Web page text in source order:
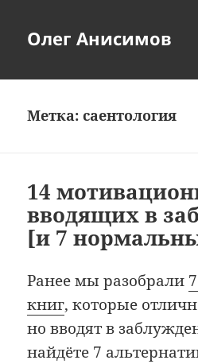
Олег Анисимов
Метка:саентология
14
вводящих в
[и 7
Ранее мы разобрали
книг, которые
но вводят в
найдёте 7